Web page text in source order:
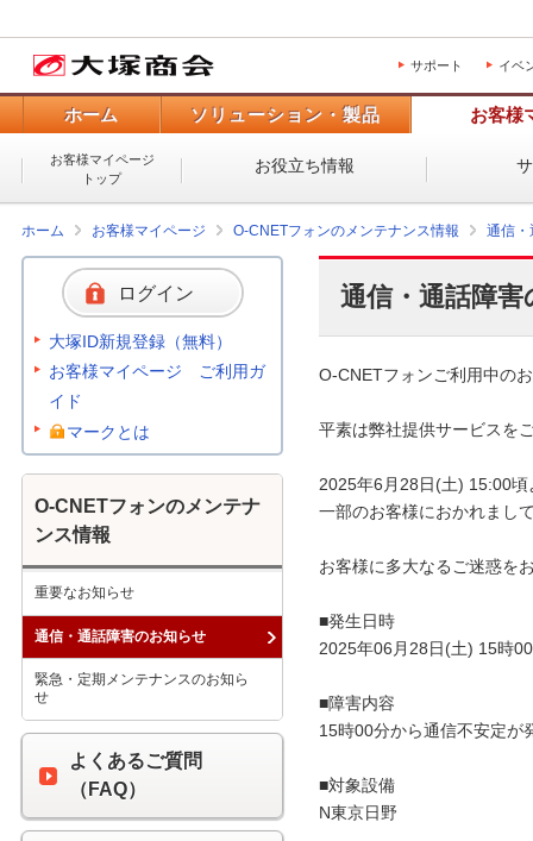
サポート イベ
ホーム ソリューション・製品 お客様
お客様マイページ
トップ
お役立ち情報
ホーム お客様マイページ O-CNETフォンのメンテナンス情報 通信・
通信・通話障
O-CNETフォンご利用中の
平素は弊社提供サービスを
2025年6月28日(土) 15:00
一部のお客様におかれまし
お客様に多大なるご迷惑を
■発生日時
2025年06月28日(土) 15時
■障害内容
15時00分から通信不安定が
■対象設備
N東京日野
ログイン
大塚ID新規登録（無料）
お客様マイページ ご利用ガ
イド
マークとは
O-CNETフォンのメンテナ
ンス情報
重要なお知らせ
通信・通話障害のお知らせ
緊急・定期メンテナンスのお知ら
せ
よくあるご質問
（FAQ）